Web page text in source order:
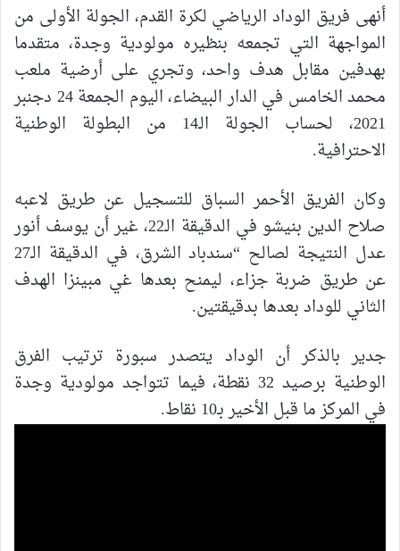
أنهى فريق الوداد الرياضي لكرة القدم، الجولة الأولى من
المواجهة التي تجمعه بنظيره مولودية وجدة، متقدما
بهدفين مقابل هدف واحد، وتجري على أرضية ملعب
محمد الخامس في الدار البيضاء، اليوم الجمعة 24 دجنبر
2021، لحساب الجولة الـ14 من البطولة الوطنية
الاحترافية.
وكان الفريق الأحمر السباق للتسجيل عن طريق لاعبه
صلاح الدين بنيشو في الدقيقة الـ22، غير أن يوسف أنور
عدل النتيجة لصالح “سندباد الشرق، في الدقيقة الـ27
عن طريق ضربة جزاء، ليمنح بعدها غي مبينزا الهدف
الثاني للوداد بعدها بدقيقتين.
جدير بالذكر أن الوداد يتصدر سبورة ترتيب الفرق
الوطنية برصيد 32 نقطة، فيما تتواجد مولودية وجدة
في المركز ما قبل الأخير بـ10 نقاط.